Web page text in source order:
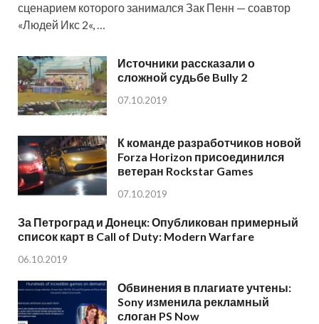
сценарием которого занимался Зак Пенн — соавтор
«Людей Икс 2«, …
Источники рассказали о
сложной судьбе Bully 2
07.10.2019
К команде разработчиков новой
Forza Horizon присоединился
ветеран Rockstar Games
07.10.2019
За Петроград и Донецк: Опубликован примерный
список карт в Call of Duty: Modern Warfare
06.10.2019
Обвинения в плагиате учтены:
Sony изменила рекламный
слоган PS Now